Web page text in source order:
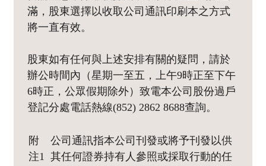
滿，股東選擇以收取公司通訊印刷本之方式
將一直有效。
股東如有任何與上述安排有關的疑問，請於
辦公時間內（星期一至五，上午9時正至下午
6時正，公眾假期除外）致電本公司股份過戶
登記分處電話熱線(852) 2862 8688查詢。
附
注1
公司通訊指本公司刊發或將予刊發以供
其任何證券持有人參照或採取行動的任